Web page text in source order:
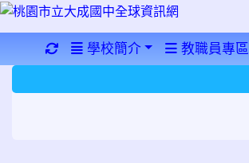
重新取得佈景設定
學校簡介 教職員專區